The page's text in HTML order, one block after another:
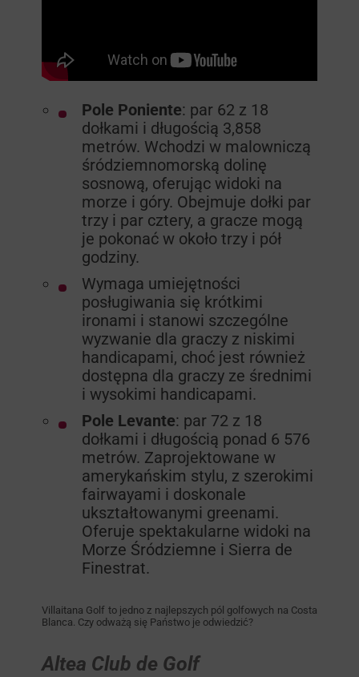
Pole Poniente: par 62 z 18
dołkami i długością 3,858
metrów. Wchodzi w malowniczą
śródziemnomorską dolinę
sosnową, oferując widoki na
morze i góry. Obejmuje dołki par
trzy i par cztery, a gracze mogą
je pokonać w około trzy i pół
godziny.
Wymaga umiejętności
posługiwania się krótkimi
ironami i stanowi szczególne
wyzwanie dla graczy z niskimi
handicapami, choć jest również
dostępna dla graczy ze średnimi
i wysokimi handicapami.
Pole Levante: par 72 z 18
dołkami i długością ponad 6 576
metrów. Zaprojektowane w
amerykańskim stylu, z szerokimi
fairwayami i doskonale
ukształtowanymi greenami.
Oferuje spektakularne widoki na
Morze Śródziemne i Sierra de
Finestrat.
Villaitana Golf to jedno z najlepszych pól golfowych na Costa
Blanca. Czy odważą się Państwo je odwiedzić?
Altea Club de Golf